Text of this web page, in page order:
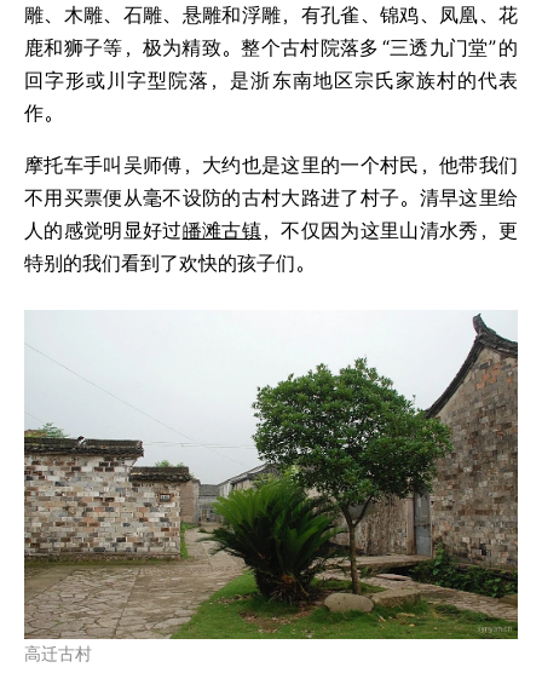
雕、木雕、石雕、悬雕和浮雕，有孔雀、锦鸡、凤凰、花
鹿和狮子等，极为精致。整个古村院落多 “三透九门堂”的
回字形或川字型院落，是浙东南地区宗氏家族村的代表
作。
摩托车手叫吴师傅，大约也是这里的一个村民，他带我们
不用买票便从毫不设防的古村大路进了村子。清早这里给
人的感觉明显好过皤滩古镇，不仅因为这里山清水秀，更
特别的我们看到了欢快的孩子们。
高迁古村